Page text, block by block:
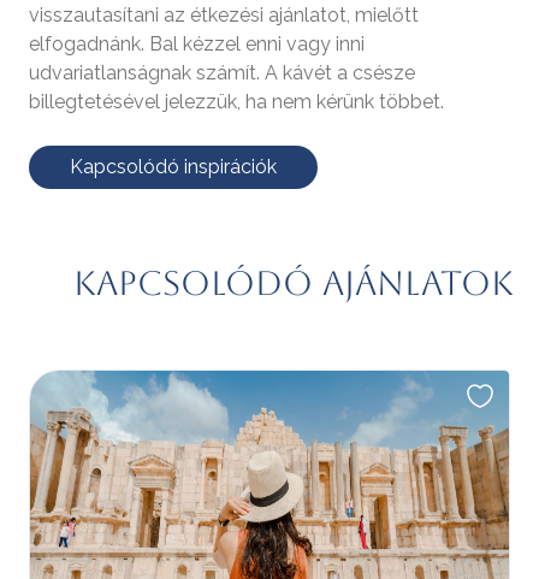
visszautasítani az étkezési ajánlatot, mielőtt
elfogadnánk. Bal kézzel enni vagy inni
udvariatlanságnak számít. A kávét a csésze
billegtetésével jelezzük, ha nem kérünk többet.
Kapcsolódó inspirációk
Kapcsolódó ajánlatok